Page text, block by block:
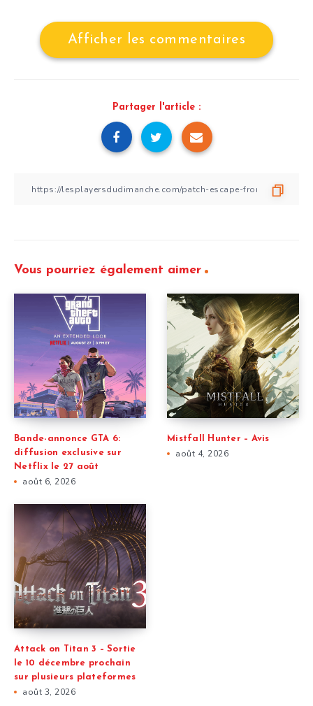
Afficher les commentaires
Partager l'article :
Vous pourriez également aimer
Bande-annonce GTA 6:
diffusion exclusive sur
Netflix le 27 août
août 6, 2026
Mistfall Hunter – Avis
août 4, 2026
Attack on Titan 3 – Sortie
le 10 décembre prochain
sur plusieurs plateformes
août 3, 2026